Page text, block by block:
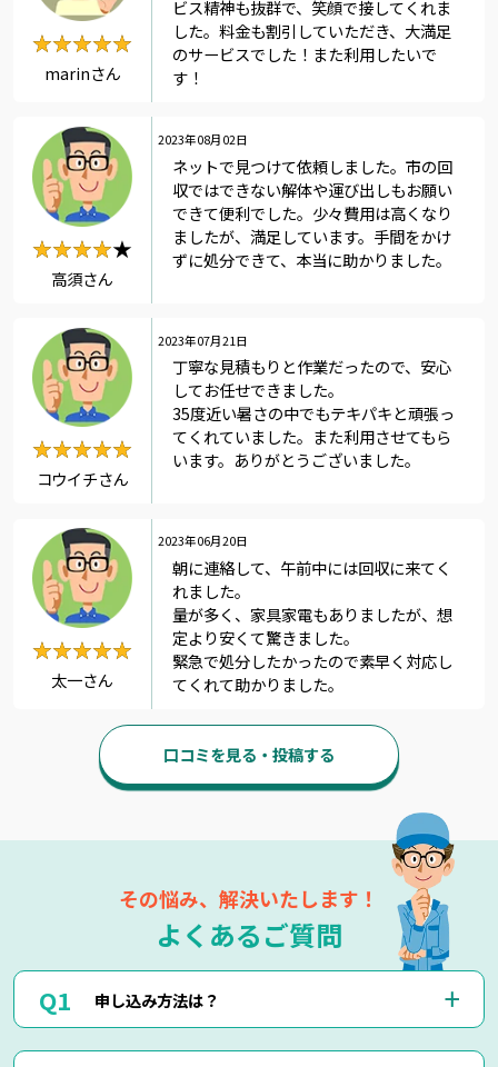
★★★★★
★★★★★
marinさん
ビス精神も抜群で、笑顔で接してくれま
した。料金も割引していただき、大満足
のサービスでした！また利用したいで
す！
2023年08月02日
★★★★★
★★★★
高須さん
ネットで見つけて依頼しました。市の回
収ではできない解体や運び出しもお願い
できて便利でした。少々費用は高くなり
ましたが、満足しています。手間をかけ
ずに処分できて、本当に助かりました。
2023年07月21日
★★★★★
★★★★★
コウイチさん
丁寧な見積もりと作業だったので、安心
してお任せできました。
35度近い暑さの中でもテキパキと頑張っ
てくれていました。また利用させてもら
います。ありがとうございました。
2023年06月20日
★★★★★
★★★★★
太一さん
朝に連絡して、午前中には回収に来てく
れました。
量が多く、家具家電もありましたが、想
定より安くて驚きました。
緊急で処分したかったので素早く対応し
てくれて助かりました。
口コミを見る・投稿する
その悩み、解決いたします！
よくあるご質問
申し込み方法は？